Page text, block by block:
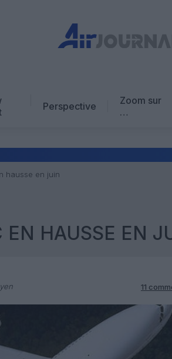
Perspective
Zoom sur
…
hausse en juin
EN HAUSSE EN
11